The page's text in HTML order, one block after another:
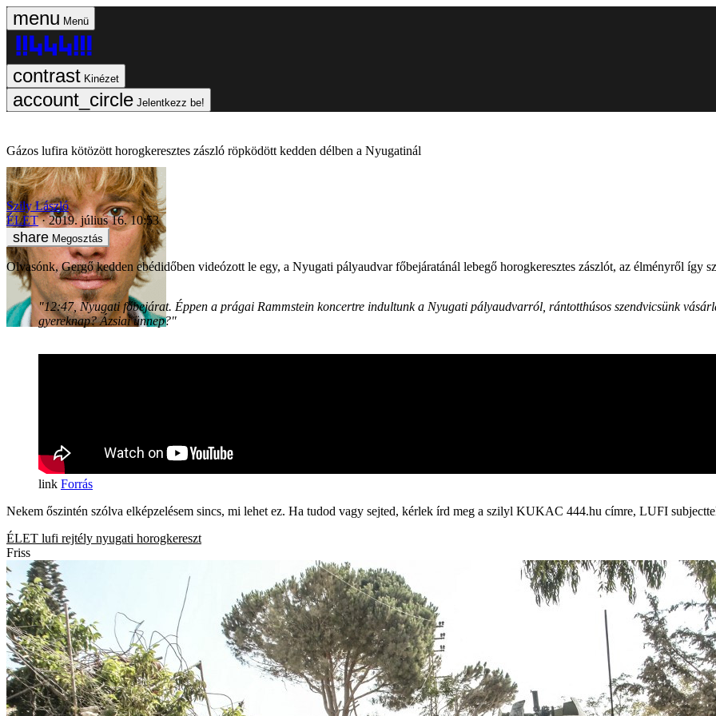
Menü
Kinézet
Jelentkezz be!
Gázos lufira kötözött horogkeresztes zászló röpködött kedden délben a Nyugatinál
Szily László
ÉLET
2019. július 16. 10:53
Megosztás
Olvasónk, Gergő kedden ebédidőben videózott le egy, a Nyugati pályaudvar főbejáratánál lebegő horogkeresztes zászlót, az élményről így
"12:47, Nyugati főbejárat. Éppen a prágai Rammstein koncertre indultunk a Nyugati pályaudvarról, rántotthúsos szendvicsünk
gyereknap? Ázsiai ünnep?"
Forrás
Nekem őszintén szólva elképzelésem sincs, mi lehet ez. Ha tudod vagy sejted, kérlek írd meg a szilyl KUKAC 444.hu címre, LUFI
ÉLET lufi rejtély nyugati horogkereszt
Friss